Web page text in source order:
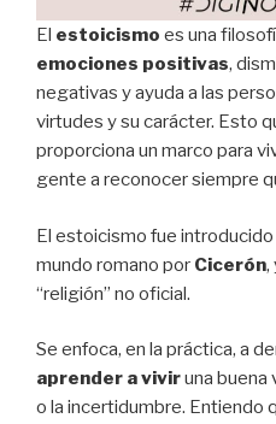
El estoicismo es una
emociones positivas,
negativas y ayuda a las
virtudes y su carácter. Esto
proporciona un marco para
gente a reconocer siempre
El estoicismo fue introducido
mundo romano por Cicerón,
“religión” no oficial.
Se enfoca, en la práctica, a
aprender a viviruna buena
o la incertidumbre. Entiendo